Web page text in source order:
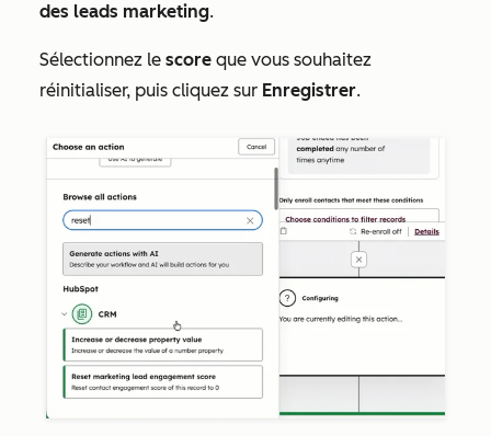
des leads marketing.
Sélectionnez le score que vous souhaitez
réinitialiser, puis cliquez sur Enregistrer.